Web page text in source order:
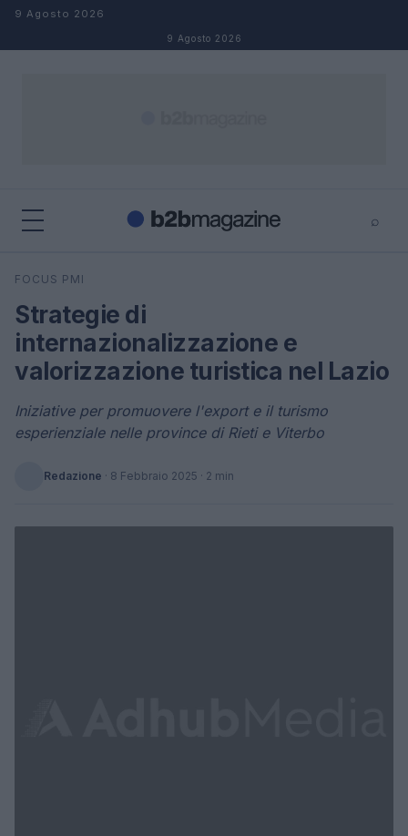
Salta al contenuto
9 Agosto 2026
9 Agosto 2026
⌕
Cerca
FOCUS PMI
Strategie di
internazionalizzazione e
valorizzazione turistica nel Lazio
Iniziative per promuovere l'export e il turismo
esperienziale nelle province di Rieti e Viterbo
Redazione · 8 Febbraio 2025 · 2 min